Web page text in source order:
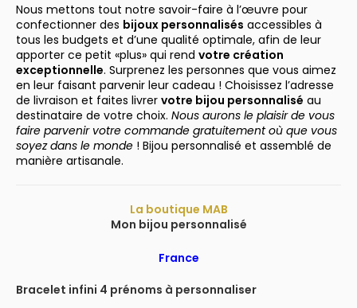
Nous mettons tout notre savoir-faire à l’œuvre pour
confectionner des bijoux personnalisés accessibles à
tous les budgets et d’une qualité optimale, afin de leur
apporter ce petit «plus» qui rend votre création
exceptionnelle. Surprenez les personnes que vous aimez
en leur faisant parvenir leur cadeau ! Choisissez l’adresse
de livraison et faites livrer votre bijou personnalisé au
destinataire de votre choix. Nous aurons le plaisir de vous
faire parvenir votre commande gratuitement où que vous
soyez dans le monde ! Bijou personnalisé et assemblé de
manière artisanale.
La boutique MAB
Mon bijou personnalisé
France
Bracelet infini 4 prénoms à personnaliser